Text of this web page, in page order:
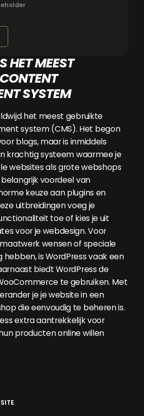
HET MEEST
SYSTEM
het meest gebruikte
system (CMS). Het begon
blogs, maar is inmiddels
krachtig systeem waarmee je
websites als grote webshops
voordeel van
keuze aan plugins en
uitbreidingen voeg je
toe of kies je uit
voor je webdesign. Voor
wensen of speciale
is WordPress vaak een
biedt WordPress de
te gebruiken. Met
je je website in een
die eenvoudig te beheren is.
extra aantrekkelijk voor
producten online willen